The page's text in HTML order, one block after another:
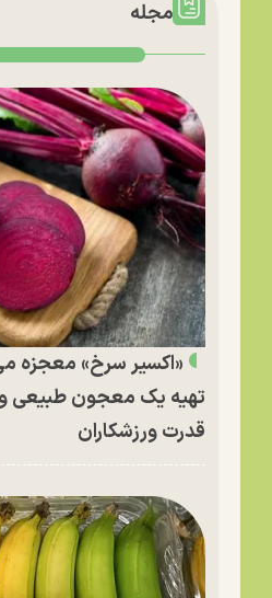
مجله
«اکسیر سرخ» معجزه
تهیه یک معجون طبیعی و
قدرت ورزشکاران